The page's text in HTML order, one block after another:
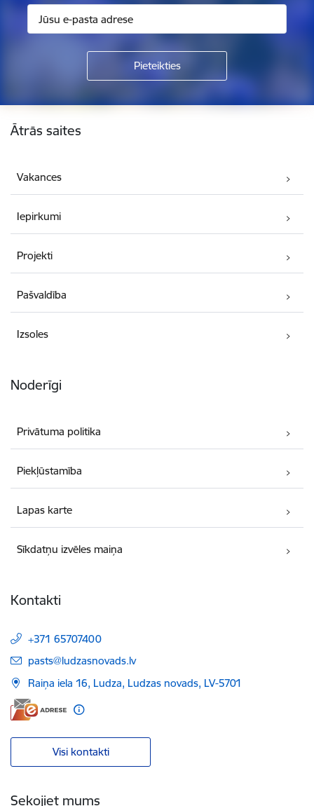
Kājene
Ātrās saites
Vakances
Iepirkumi
Projekti
Pašvaldība
Izsoles
Noderīgi
Privātuma politika
Piekļūstamība
Lapas karte
Sīkdatņu izvēles maiņa
Kontakti
+371 65707400
E-pasts:
pasts@ludzasnovads.lv
Raiņa iela 16, Ludza, Ludzas novads, LV-5701
Visi kontakti
Sekojiet mums